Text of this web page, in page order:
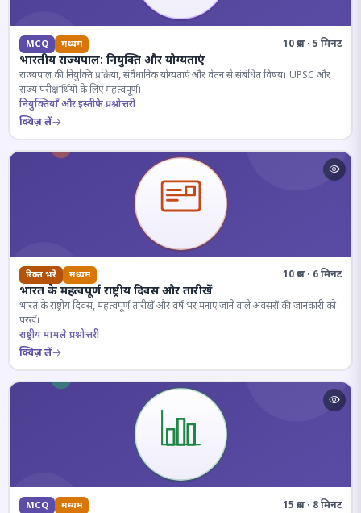
MCQ मध्यम 10 प्रश्न · 5 मिनट
भारतीय राज्यपाल: नियुक्ति और योग्यताएं
राज्यपाल की नियुक्ति प्रक्रिया, संवैधानिक योग्यताएं और वेतन से संबंधित विषय। UPSC और
राज्य परीक्षार्थियों के लिए महत्वपूर्ण।
नियुक्तियाँ और इस्तीफे प्रश्नोत्तरी
क्विज़ लें
रिक्त भरें मध्यम 10 प्रश्न · 6 मिनट
भारत के महत्वपूर्ण राष्ट्रीय दिवस और तारीखें
भारत के राष्ट्रीय दिवस, महत्वपूर्ण तारीखें और वर्ष भर मनाए जाने वाले अवसरों की जानकारी को
परखें।
राष्ट्रीय मामले प्रश्नोत्तरी
क्विज़ लें
MCQ मध्यम 15 प्रश्न · 8 मिनट